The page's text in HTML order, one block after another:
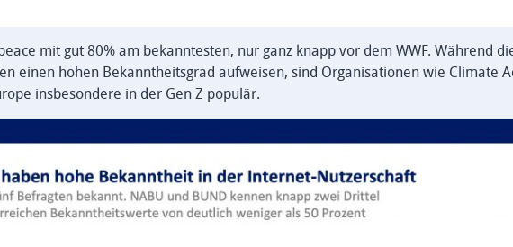
mit gut 80% am bekanntesten, nur ganz knapp vor dem WWF. Während
einen hohen Bekanntheitsgrad aufweisen, sind Organisationen wie Climate
insbesondere in der Gen Z populär.